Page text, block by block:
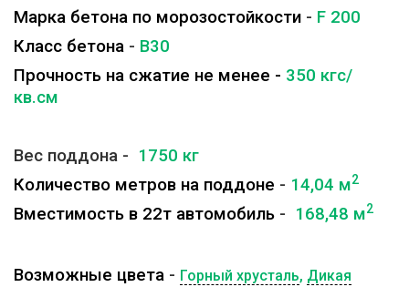
Марка бетона по морозостойкости - F 200
Класс бетона - B30
Прочность на сжатие не менее - 350 кгс/
кв.см
Вес поддона - 1750 кг
Количество метров на поддоне - 14,04 м2
Вместимость в 22т автомобиль - 168,48 м2
Возможные цвета - Горный хрусталь, Дикая